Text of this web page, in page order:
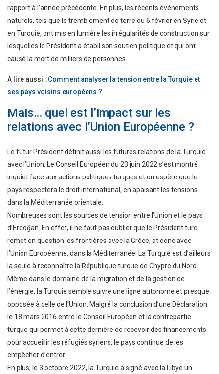
rapport à l’année précédente. En plus, les récents événements
naturels, tels que le tremblement de terre du 6 février en Syrie et
en Turquie, ont mis en lumière les irrégularités de construction sur
lesquelles le Président a établi son soutien politique et qui ont
causé la mort de milliers de personnes.
A lire aussi : Comment analyser la tension entre la Turquie et
ses pays voisins européens ?
Mais… quel est l’impact sur les
relations avec l’Union Européenne ?
Le futur Président définit aussi les futures relations de la Turquie
avec l’Union. Le Conseil Européen du 23 juin 2022 s’est montré
inquiet face aux actions politiques turques et on espère que le
pays respectera le droit international, en apaisant les tensions
dans la Méditerranée orientale.
Nombreuses sont les sources de tension entre l’Union et le pays
d’Erdoğan. En effet, il ne faut pas oublier que le Président turc
remet en question les frontières avec la Grèce, et donc avec
l’Union Européenne, dans la Méditerranée. La Turquie est d’ailleurs
la seule à reconnaître la République turque de Chypre du Nord.
Même dans le domaine de la migration et de la gestion de
l’énergie, la Turquie semble suivre une ligne autonome et presque
opposée à celle de l’Union. Malgré la conclusion d’une Déclaration
le 18 mars 2016 entre le Conseil Européen et la contrepartie
turque qui permet à cette dernière de recevoir des financements
pour accueillir les réfugiés syriens, le pays continue de les
empêcher d’entrer.
En plus, le 3 octobre 2022, la Turquie a signé avec la Libye un